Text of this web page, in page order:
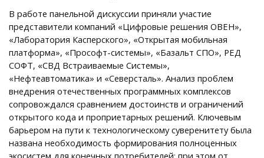
В работе панельной дискуссии приняли участие
представители компаний «Цифровые решения ОВЕН»,
«Лаборатория Касперского», «Открытая мобильная
платформа», «Прософт-системы», «Базальт СПО», РЕД
СОФТ, «СВД Встраиваемые Системы»,
«Нефтеавтоматика» и «Северсталь». Анализ проблем
внедрения отечественных программных комплексов
сопровождался сравнением достоинств и ограничений
открытого кода и проприетарных решений. Ключевым
барьером на пути к технологическому суверенитету была
названа необходимость формирования полноценных
экосистем для конечных потребителей; при этом от